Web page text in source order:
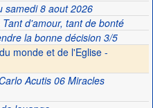
samedi 8 aout 2026
d'amour, tant de bonté
la bonne décision 3/5
monde et de l'Eglise -
Acutis 06 Miracles